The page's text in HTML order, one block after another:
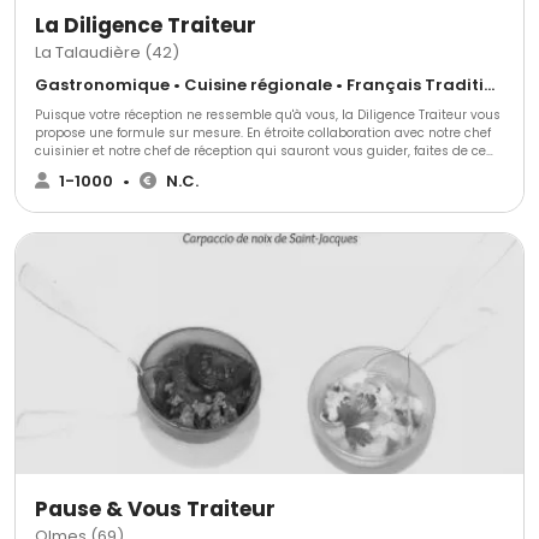
La Diligence Traiteur
La Talaudière (42)
Gastronomique • Cuisine régionale • Français Traditionnel
Puisque votre réception ne ressemble qu'à vous, la Diligence Traiteur vous
propose une formule sur mesure. En étroite collaboration avec notre chef
cuisinier et notre chef de réception qui sauront vous guider, faites de ce
jour un instant magique! Rendez vous sur notre site pour découvrir tous
nos produits...
1-1000 • N.C.
Pause & Vous Traiteur